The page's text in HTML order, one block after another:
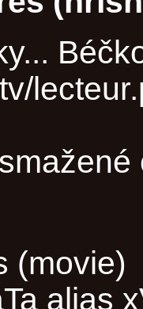
(movie)
alias